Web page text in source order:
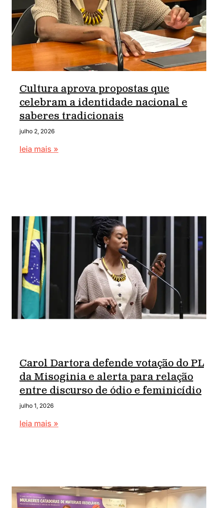
Cultura aprova propostas que
celebram a identidade nacional e
saberes tradicionais
julho 2, 2026
leia mais »
Carol Dartora defende votação do PL
da Misoginia e alerta para relação
entre discurso de ódio e feminicídio
julho 1, 2026
leia mais »